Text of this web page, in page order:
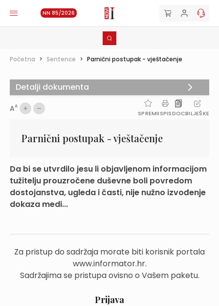
NN 85/2026
Početna > Sentence > Parnični postupak - vještačenje
AA
SPREMIISPISDOCBILJEŠKE
Parnični postupak - vještačenje
Da bi se utvrdilo jesu li objavljenom informacijom
tužitelju prouzročene duševne boli povredom
dostojanstva, ugleda i časti, nije nužno izvođenje
dokaza medi...
Za pristup do sadržaja morate biti korisnik portala
www.informator.hr.
Sadržajima se pristupa ovisno o Vašem paketu.
Prijava
Detalji dokumenta